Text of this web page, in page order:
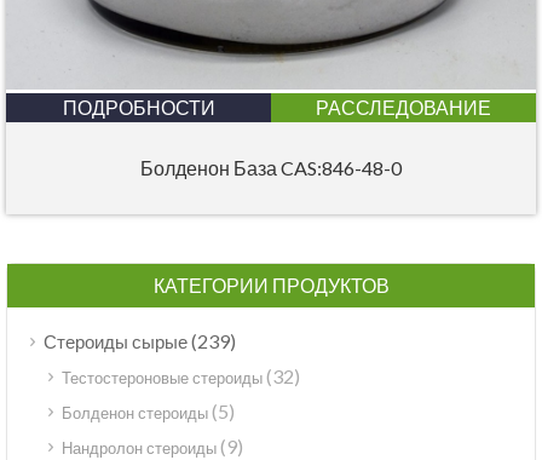
ПОДРОБНОСТИ РАССЛЕДОВАНИЕ
Болденон База CAS:846-48-0
КАТЕГОРИИ ПРОДУКТОВ
Стероиды сырые(239)
Тестостероновые стероиды(32)
Болденон стероиды(5)
Нандролон стероиды(9)